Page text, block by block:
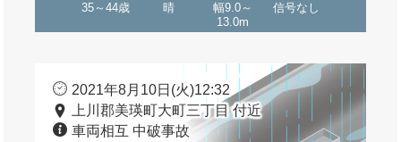
35～44歳 晴
幅9.0～
13.0m
信号なし
2021年8月10日(火)12:32
上川郡美瑛町大町三丁目 付近
車両相互 中破事故